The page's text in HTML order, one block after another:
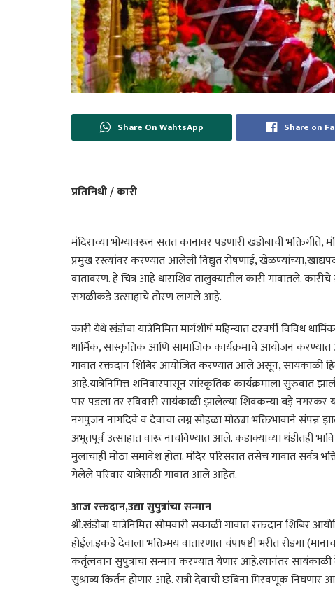
Share On WahtsApp Share on
प्रतिनिधी / कारी
मंदिराच्या भोंग्यावरून सतत कानावर पडणारी खंडोबाची भक्तिगीते,
प्रमुख रस्त्यांवर करण्यात आलेली विद्युत रोषणाई,
वातावरण. हे चित्र आहे धाराशिव तालुक्यातील कारी गावातले.
सगळीकडे उत्साहाचे तोरण लागले आहे.
कारी येथे खंडोबा यात्रेनिमित्त मार्गशीर्ष महिन्यात दरवर्षी विविध
धार्मिक, सांस्कृतिक आणि सामाजिक कार्यक्रमाचे आयोजन
गावात रक्तदान शिबिर आयोजित करण्यात आले असून, सायंकाळी
आहे.यात्रेनिमित्त शनिवारपासून सांस्कृतिक कार्यक्रमाला सुरुवात
पार पडला तर रविवारी सायंकाळी झालेल्या शिवकन्या बड़े नगरकर
नगपुजन नागदिवे व देवाचा लग्न सोहळा मोठ्या भक्तिभावाने संपन्न
अभूतपूर्व उत्साहात वारू नाचविण्यात आले. कडाक्याच्या थंडीतही
मुलांचाही मोठा समावेश होता. मंदिर परिसरात तसेच गावात सर्वत्र
गेलेले परिवार यात्रेसाठी गावात आले आहेत.
आज रक्तदान,उद्या सुपुत्रांचा सन्मान
श्री.खंडोबा यात्रेनिमित्त सोमवारी सकाळी गावात रक्तदान
होईल.इकडे देवाला भक्तिमय वातारणात चंपाषष्टी भरीत रोडगा
कर्तृत्ववान सुपुत्रांचा सन्मान करण्यात येणार आहे.त्यानंतर
सुश्राव्य किर्तन होणार आहे. रात्री देवाची छबिना मिरवणूक निघणार